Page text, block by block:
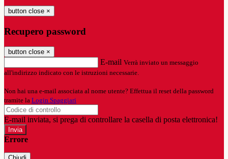
button close ×
Recupero password
button close ×
E-mail Verrà inviato un messaggio
all'indirizzo indicato con le istruzioni necessarie.
Non hai una e-mail associata al nome utente? Effettua il reset della password
tramite la Login Spaggiari
E-mail inviata, si prega di controllare la casella di posta elettronica!
Errore